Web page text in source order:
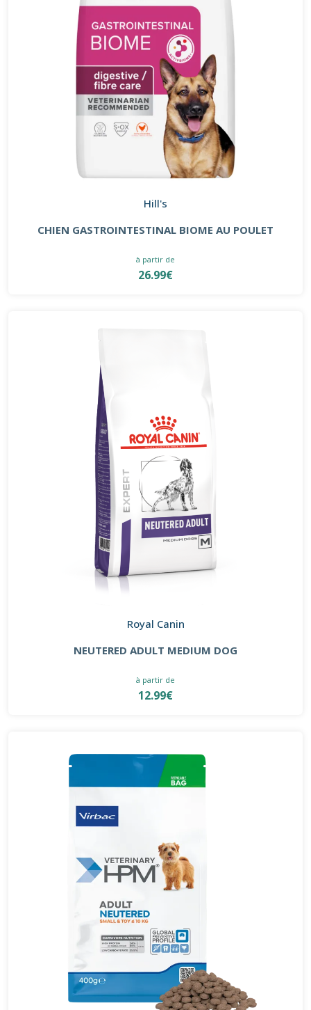
Hill's
CHIEN GASTROINTESTINAL BIOME AU POULET
à partir de
26.99€
Royal Canin
NEUTERED ADULT MEDIUM DOG
à partir de
12.99€